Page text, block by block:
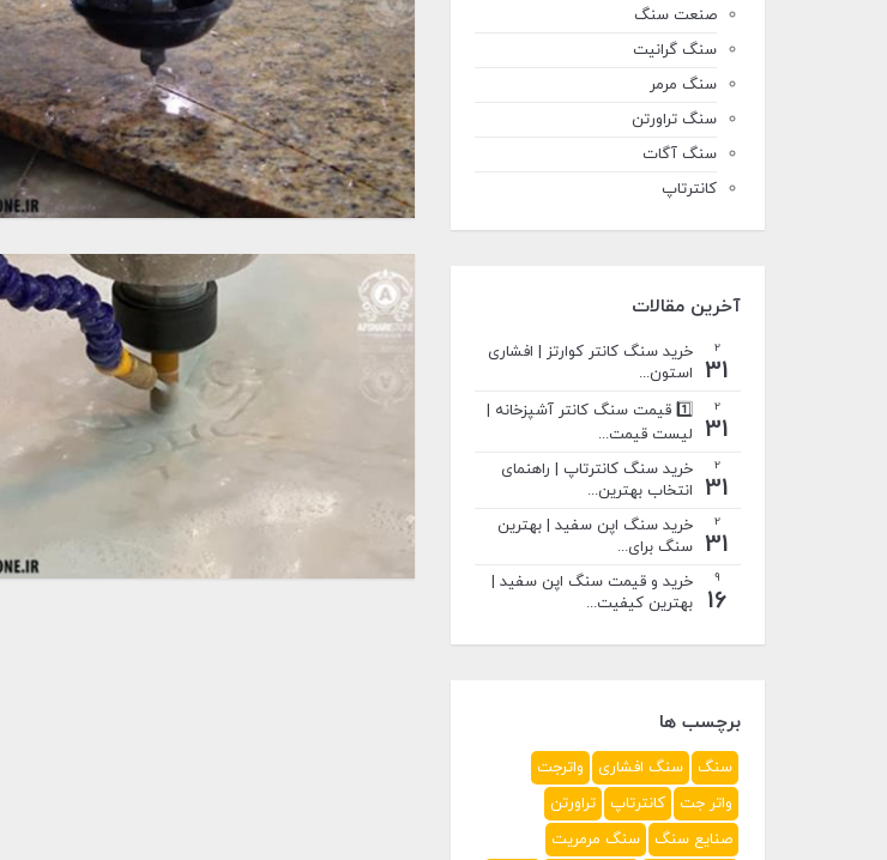
صنعت سنگ
سنگ گرانیت
سنگ مرمر
سنگ تراورتن
سنگ آگات
کانترتاپ
آخرین مقالات
2
31
خرید سنگ کانتر کوارتز | افشاری
استون...
2
31
1️⃣ قیمت سنگ کانتر آشپزخانه |
لیست قیمت...
2
31
خرید سنگ کانترتاپ | راهنمای
انتخاب بهترین...
2
31
خرید سنگ اپن سفید | بهترین
سنگ برای...
9
16
خرید و قیمت سنگ اپن سفید |
بهترین کیفیت...
برچسب ها
سنگ سنگ افشاری
واترجت
واتر جت
کانترتاپ
تراورتن
صنایع سنگ
سنگ مرمریت